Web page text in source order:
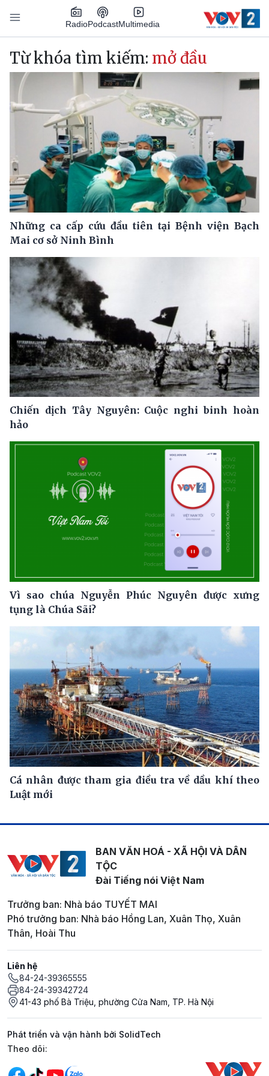
Nhảy đến nội dung
RadioPodcastMultimedia
Main navigation
Từ khóa tìm kiếm: mở đầu
Những ca cấp cứu đầu tiên tại Bệnh viện Bạch
Mai cơ sở Ninh Bình
Chiến dịch Tây Nguyên: Cuộc nghi binh hoàn
hảo
Vì sao chúa Nguyễn Phúc Nguyên được xưng
tụng là Chúa Sãi?
Cá nhân được tham gia điều tra về dầu khí theo
Luật mới
BAN VĂN HOÁ - XÃ HỘI VÀ DÂN
TỘC
Đài Tiếng nói Việt Nam
Trưởng ban: Nhà báo TUYẾT MAI
Phó trưởng ban: Nhà báo Hồng Lan, Xuân Thọ, Xuân
Thân, Hoài Thu
Liên hệ
84-24-39365555
84-24-39342724
41-43 phố Bà Triệu, phường Cửa Nam, TP. Hà Nội
Phát triển và vận hành bởi SolidTech
Mạng xã hội
Theo dõi: